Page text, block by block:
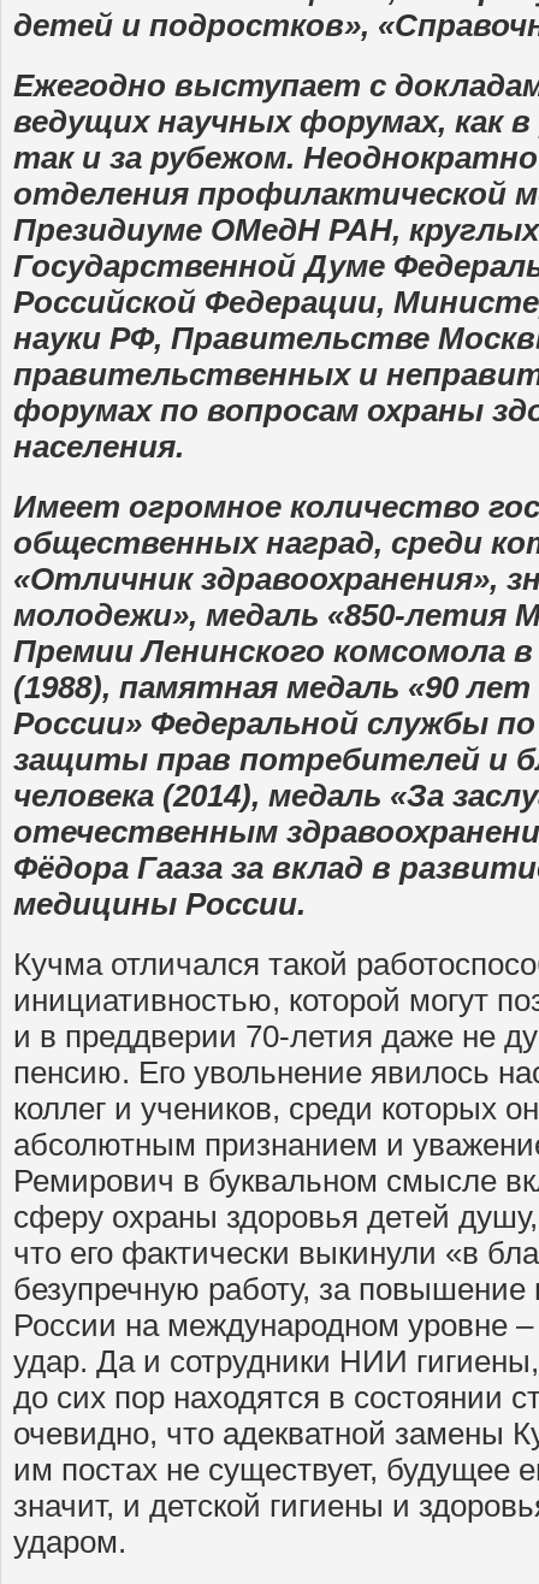
детей и подростков»,
Ежегодно выступает с
ведущих научных форумах, как в
так и за рубежом.
отделения профилактической
Президиуме ОМедН РАН,
Государственной Думе
Российской Федерации,
науки РФ, Правительстве
правительственных и
форумах по вопросам охраны
населения.
Имеет огромное количество
общественных наград, среди
«Отличник здравоохранения»,
молодежи», медаль «850-летия
Премии Ленинского комсомола
(1988), памятная медаль «90
России» Федеральной службы
защиты прав потребителей и
человека (2014), медаль «За
отечественным
Фёдора Гааза за вклад в
медицины России.
Кучма отличался такой
инициативностью, которой могут
и в преддверии 70-летия даже не
пенсию. Его увольнение явилось
коллег и учеников, среди которых
абсолютным признанием и
Ремирович в буквальном смысле
сферу охраны здоровья детей
что его фактически выкинули «в
безупречную работу, за повышение
России на международном уровне
удар. Да и сотрудники НИИ
до сих пор находятся в состоянии
очевидно, что адекватной замены
им постах не существует, будущее
значит, и детской гигиены и
ударом.